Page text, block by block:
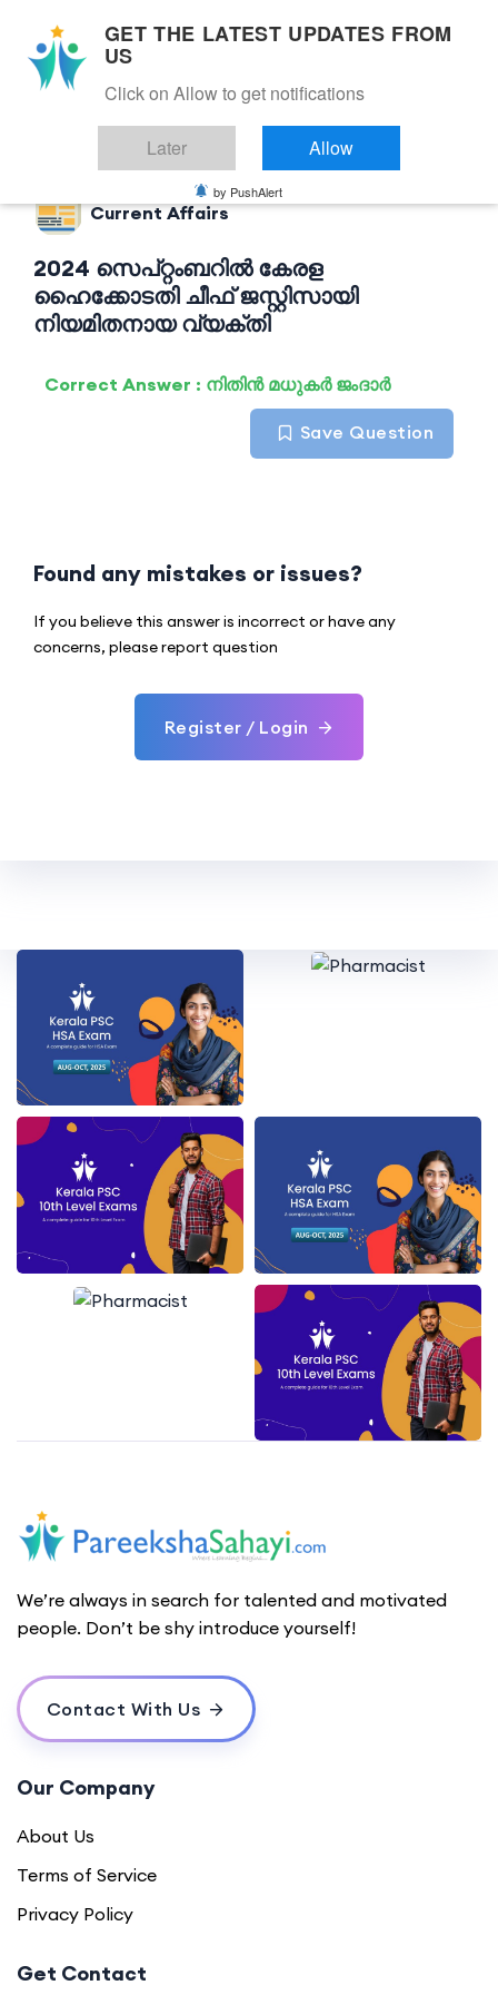
Back to Current Affairs
Current Affairs
2024 സെപ്റ്റംബറിൽ കേരള
ഹൈക്കോടതി ചീഫ് ജസ്റ്റിസായി
നിയമിതനായ വ്യക്തി
Correct Answer : നിതിൻ മധുകർ ജംദാർ
Save Question
Found any mistakes or issues?
If you believe this answer is incorrect or have any
concerns, please report question
Register / Login
We’re always in search for talented and motivated
people. Don’t be shy introduce yourself!
Contact With Us
Our Company
About Us
Terms of Service
Privacy Policy
Get Contact
GET THE LATEST UPDATES FROM
US
Click on Allow to get notifications
Later Allow
by PushAlert